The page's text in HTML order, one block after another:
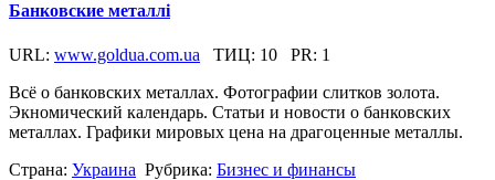
Банковские металлі
URL: www.goldua.com.ua ТИЦ: 10 PR: 1
Всё о банковских металлах. Фотографии слитков золота.
Экномический календарь. Статьи и новости о банковских
металлах. Графики мировых цена на драгоценные металлы.
Страна: Украина Рубрика: Бизнес и финансы